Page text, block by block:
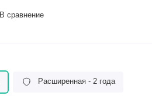
В сравнение
Расширенная - 2 года